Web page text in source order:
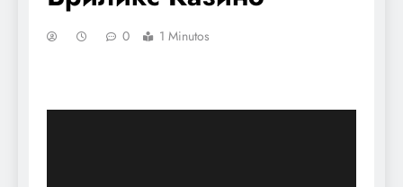
0 1 Minutos